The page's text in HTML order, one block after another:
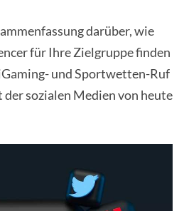
darüber, wie
für Ihre Zielgruppe finden
und Sportwetten-Ruf
sozialen Medien von heute